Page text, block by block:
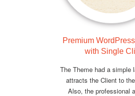
Premium
with Single
The Theme had a simple
attracts the Client to
Also, the professional